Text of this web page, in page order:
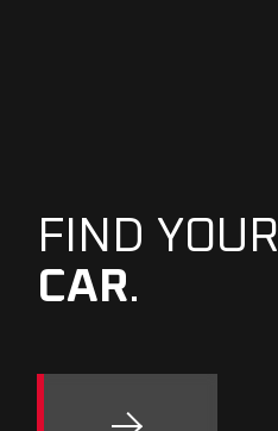
FIND YOUR
CAR.